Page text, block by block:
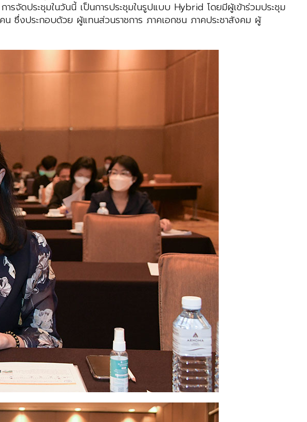
จัดประชุมในวันนี้ เป็นการประชุมในรูปแบบ Hybrid โดยมีผู้เข้าร่วมประชุม
ซึ่งประกอบด้วย ผู้แทนส่วนราชการ ภาคเอกชน ภาคประชาสังคม ผู้